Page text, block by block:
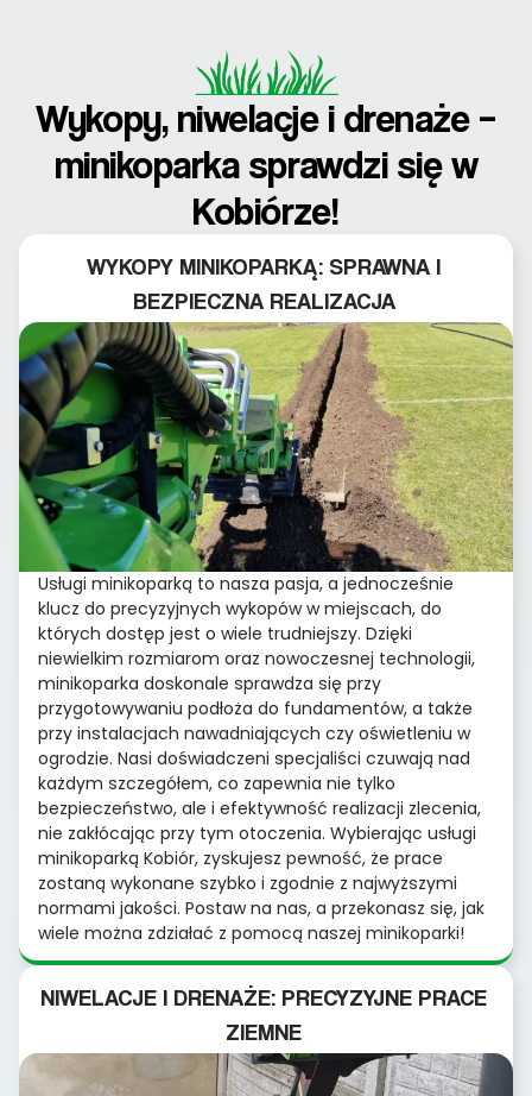
Wykopy, niwelacje i drenaże –
minikoparka sprawdzi się w
Kobiórze!
WYKOPY MINIKOPARKĄ: SPRAWNA I
BEZPIECZNA REALIZACJA
Usługi minikoparką to nasza pasja, a jednocześnie
klucz do precyzyjnych wykopów w miejscach, do
których dostęp jest o wiele trudniejszy. Dzięki
niewielkim rozmiarom oraz nowoczesnej technologii,
minikoparka doskonale sprawdza się przy
przygotowywaniu podłoża do fundamentów, a także
przy instalacjach nawadniających czy oświetleniu w
ogrodzie. Nasi doświadczeni specjaliści czuwają nad
każdym szczegółem, co zapewnia nie tylko
bezpieczeństwo, ale i efektywność realizacji zlecenia,
nie zakłócając przy tym otoczenia. Wybierając usługi
minikoparką Kobiór, zyskujesz pewność, że prace
zostaną wykonane szybko i zgodnie z najwyższymi
normami jakości. Postaw na nas, a przekonasz się, jak
wiele można zdziałać z pomocą naszej minikoparki!
NIWELACJE I DRENAŻE: PRECYZYJNE PRACE
ZIEMNE